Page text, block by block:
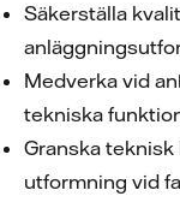
Säkerställa
Medverka vid
tekniska
Granska
utformning vid